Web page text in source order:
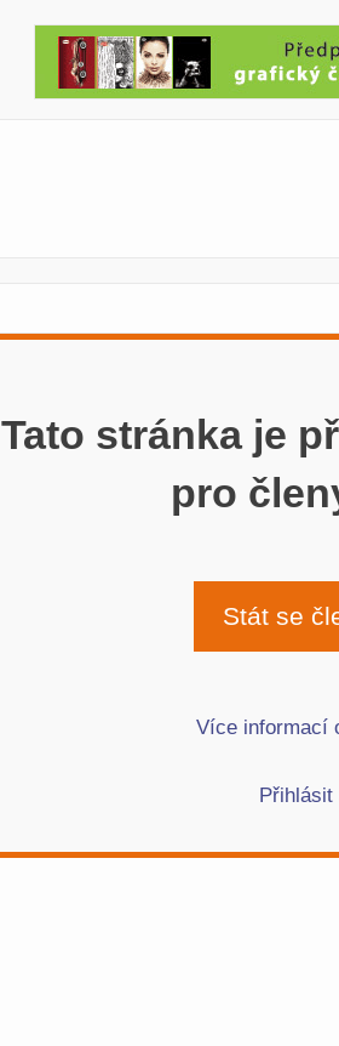
Tato stránka je
pro
Stát se
Více informací
Přihlásit